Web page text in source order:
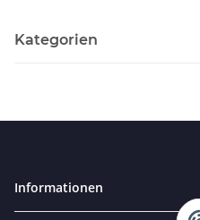
Kategorien
Informationen